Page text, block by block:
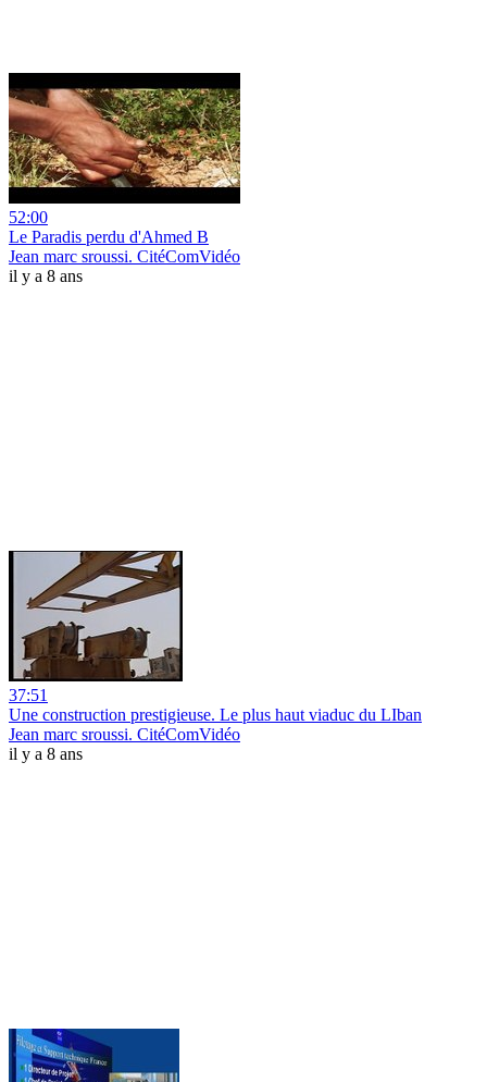
52:00
Le Paradis perdu d'Ahmed B
Jean marc sroussi. CitéComVidéo
il y a 8 ans
37:51
Une construction prestigieuse. Le plus haut viaduc du LIban
Jean marc sroussi. CitéComVidéo
il y a 8 ans